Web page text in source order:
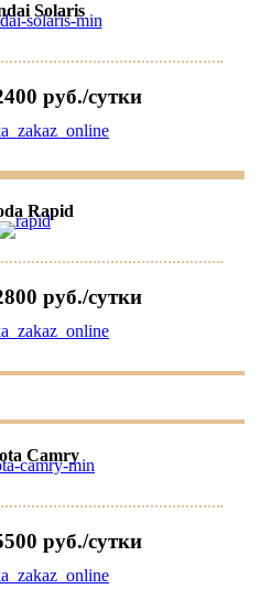
Solaris
руб./сутки
Rapid
руб./сутки
Camry
руб./сутки